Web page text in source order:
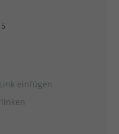
Link einfügen